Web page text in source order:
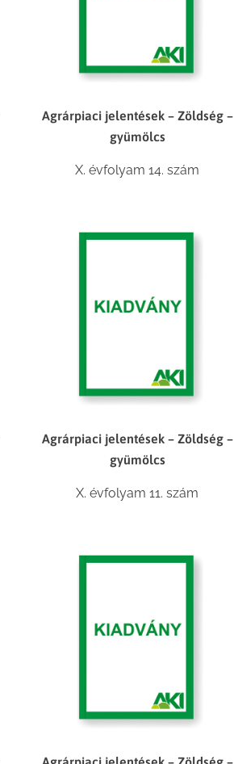
Agrárpiaci jelentések – Zöldség –
gyümölcs
X. évfolyam 14. szám
Agrárpiaci jelentések – Zöldség –
gyümölcs
X. évfolyam 11. szám